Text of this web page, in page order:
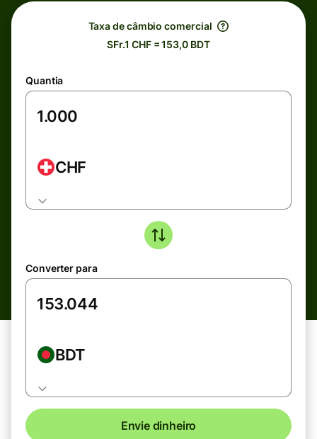
Taxa de câmbio comercial
SFr.1 CHF = 153,0 BDT
Quantia
CHF
Converter para
BDT
Envie dinheiro